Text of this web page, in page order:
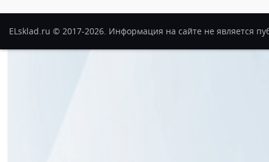
ELsklad.ru © 2017-2026. Информация на сайте не является